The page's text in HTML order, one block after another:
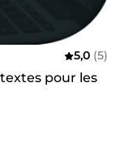
5,0 (5)
pour les